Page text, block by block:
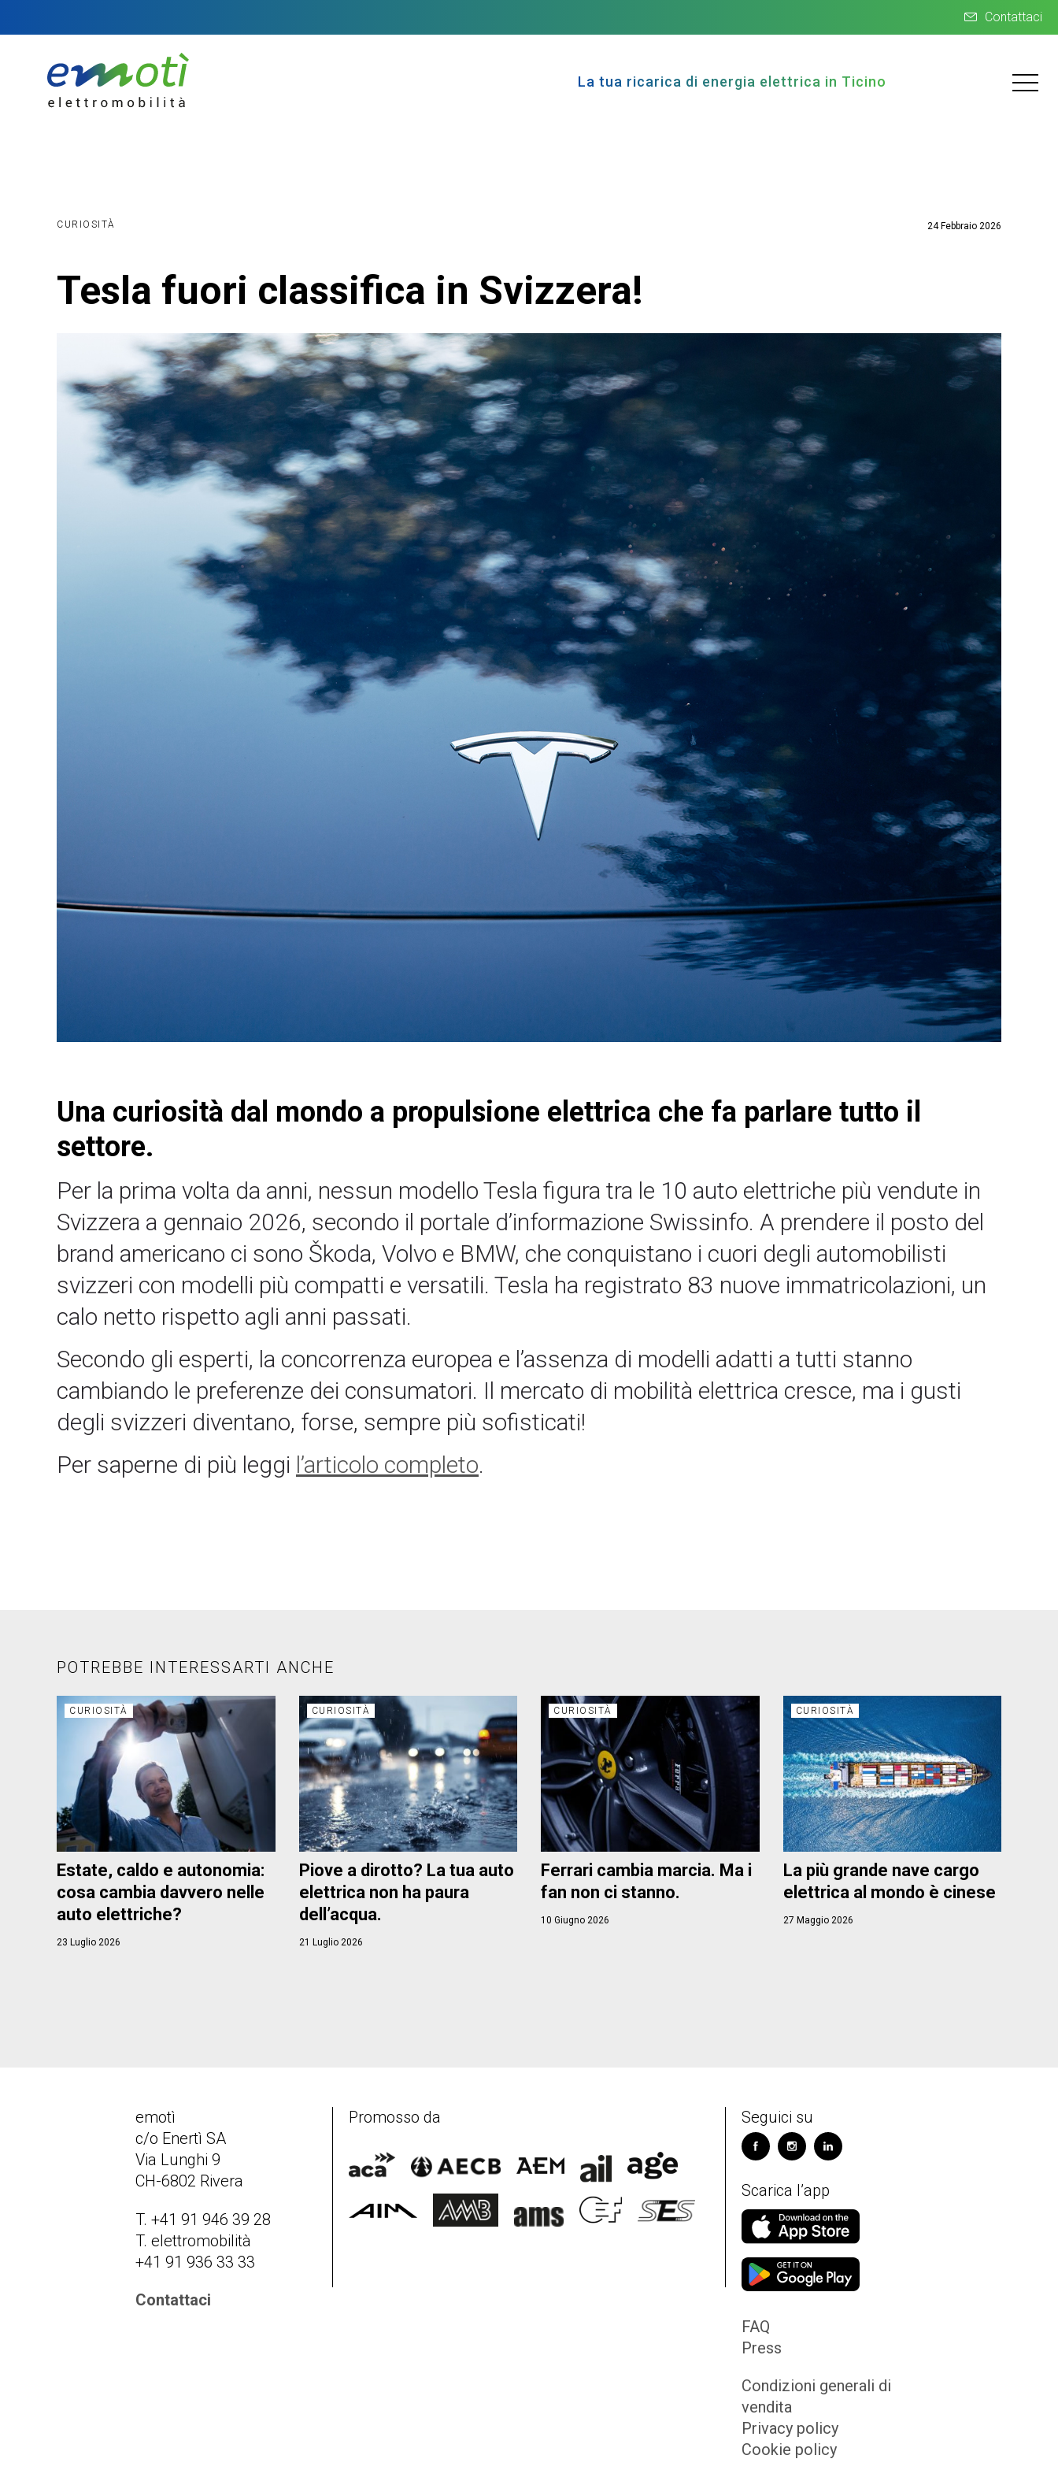
Contattaci
La tua ricarica di energia elettrica in Ticino
CURIOSITÀ 24 Febbraio 2026
Tesla fuori classifica in Svizzera!
Una curiosità dal mondo a propulsione elettrica che fa parlare tutto il
settore.
Per la prima volta da anni, nessun modello Tesla figura tra le 10 auto elettriche più vendute in
Svizzera a gennaio 2026, secondo il portale d’informazione Swissinfo. A prendere il posto del
brand americano ci sono Škoda, Volvo e BMW, che conquistano i cuori degli automobilisti
svizzeri con modelli più compatti e versatili. Tesla ha registrato 83 nuove immatricolazioni, un
calo netto rispetto agli anni passati.
Secondo gli esperti, la concorrenza europea e l’assenza di modelli adatti a tutti stanno
cambiando le preferenze dei consumatori. Il mercato di mobilità elettrica cresce, ma i gusti
degli svizzeri diventano, forse, sempre più sofisticati!
Per saperne di più leggi l’articolo completo.
POTREBBE INTERESSARTI ANCHE
CURIOSITÀ
Estate, caldo e autonomia:
cosa cambia davvero nelle
auto elettriche?
23 Luglio 2026
CURIOSITÀ
Piove a dirotto? La tua auto
elettrica non ha paura
dell’acqua.
21 Luglio 2026
CURIOSITÀ
Ferrari cambia marcia. Ma i
fan non ci stanno.
10 Giugno 2026
CURIOSITÀ
La più grande nave cargo
elettrica al mondo è cinese
27 Maggio 2026
emotì
c/o Enertì SA
Via Lunghi 9
CH-6802 Rivera
T. +41 91 946 39 28
T. elettromobilità
+41 91 936 33 33
Contattaci
Promosso da Seguici su
Scarica l’app
FAQ
Press
Condizioni generali di
vendita
Privacy policy
Cookie policy